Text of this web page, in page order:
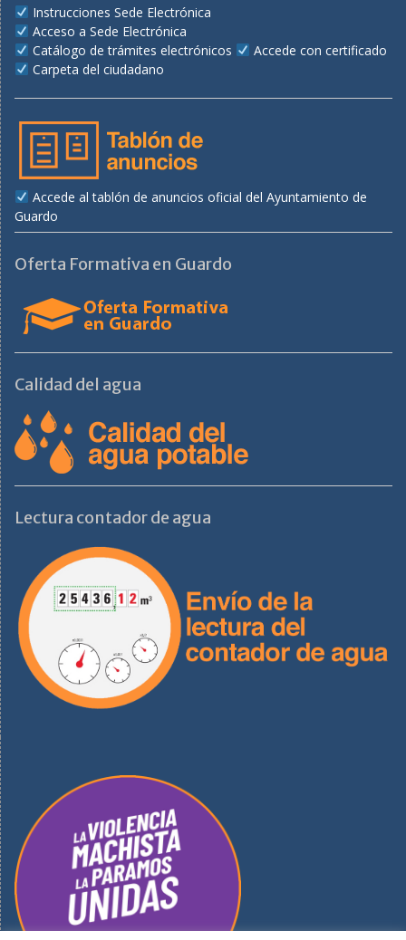
Instrucciones Sede Electrónica
Acceso a Sede Electrónica
Catálogo de trámites electrónicos
Accede con certificado
Carpeta del ciudadano
Accede al tablón de anuncios oficial del Ayuntamiento de
Guardo
Oferta Formativa en Guardo
Calidad del agua
Lectura contador de agua